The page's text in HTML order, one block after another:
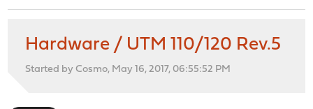
Hardware / UTM 110/120 Rev.5
Started by Cosmo, May 16, 2017, 06:55:52 PM